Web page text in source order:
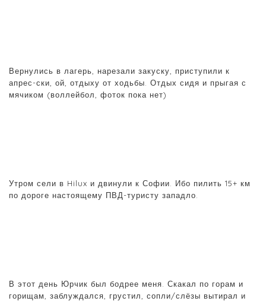
Вернулись в лагерь, нарезали закуску, приступили к
апрес-ски, ой, отдыху от ходьбы. Отдых сидя и прыгая с
мячиком (воллейбол, фоток пока нет)
Утром сели в Hilux и двинули к Софии. Ибо пилить 15+ км
по дороге настоящему ПВД-туристу западло.
В этот день Юрчик был бодрее меня. Скакал по горам и
горищам, заблуждался, грустил, сопли/слёзы вытирал и